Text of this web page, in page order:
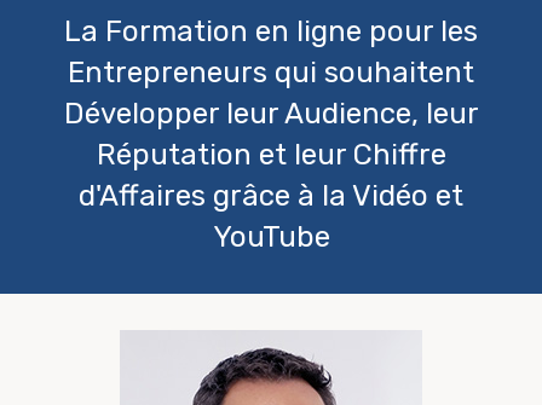
La Formation en ligne pour les
Entrepreneurs qui souhaitent
Développer leur Audience, leur
Réputation et leur Chiffre
d'Affaires grâce à la Vidéo et
YouTube